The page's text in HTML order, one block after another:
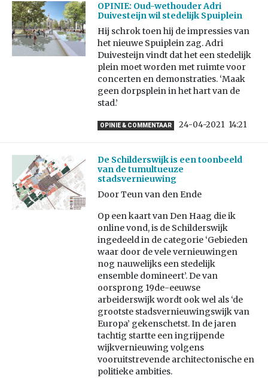
OPINIE: Oud-wethouder Adri
Duivesteijn wil stedelijk Spuiplein
Hij schrok toen hij de impressies van
het nieuwe Spuiplein zag. Adri
Duivesteijn vindt dat het een stedelijk
plein moet worden met ruimte voor
concerten en demonstraties. ‘Maak
geen dorpsplein in het hart van de
stad.’
OPINIE & COMMENTAAR 24-04-2021 14:21
De Schilderswijk is een toonbeeld
van de tumultueuze
stadsvernieuwing
Door Teun van den Ende
Op een kaart van Den Haag die ik
online vond, is de Schilderswijk
ingedeeld in de categorie ‘Gebieden
waar door de vele vernieuwingen
nog nauwelijks een stedelijk
ensemble domineert’. De van
oorsprong 19de-eeuwse
arbeiderswijk wordt ook wel als ‘de
grootste stadsvernieuwingswijk van
Europa’ gekenschetst. In de jaren
tachtig startte een ingrijpende
wijkvernieuwing volgens
vooruitstrevende architectonische en
politieke ambities.